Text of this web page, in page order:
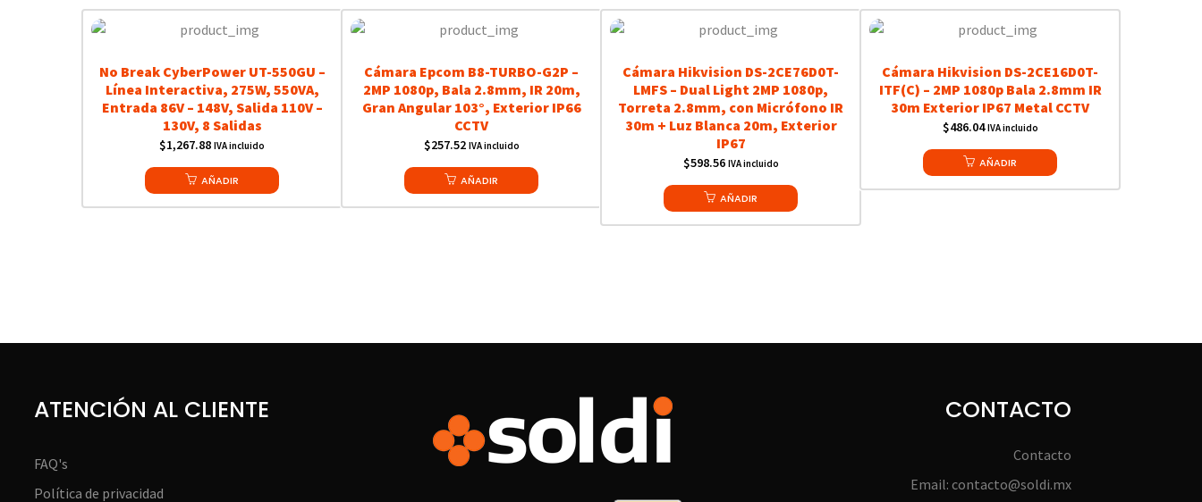
No Break CyberPower UT-550GU –
Línea Interactiva, 275W, 550VA,
Entrada 86V – 148V, Salida 110V –
130V, 8 Salidas
$1,267.88 IVA incluido
AÑADIR
Cámara Epcom B8-TURBO-G2P –
2MP 1080p, Bala 2.8mm, IR 20m,
Gran Angular 103°, Exterior IP66
CCTV
$257.52 IVA incluido
AÑADIR
Cámara Hikvision DS-2CE76D0T-
LMFS – Dual Light 2MP 1080p,
Torreta 2.8mm, con Micrófono IR
30m + Luz Blanca 20m, Exterior
IP67
$598.56 IVA incluido
AÑADIR
Cámara Hikvision DS-2CE16D0T-
ITF(C) – 2MP 1080p Bala 2.8mm IR
30m Exterior IP67 Metal CCTV
$486.04 IVA incluido
AÑADIR
ATENCIÓN AL CLIENTE
FAQ's
Política de privacidad
CONTACTO
Contacto
Email: contacto@soldi.mx